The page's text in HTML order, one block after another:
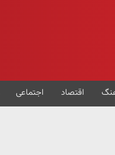
اقتصاد اجتماعی